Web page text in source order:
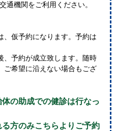
通機関をご利用ください。
仮予約になります。予約は
、予約が成立致します。随時
ご希望に沿えない場合もござ
の助成での健診は行なっ
方のみこちらよりご予約